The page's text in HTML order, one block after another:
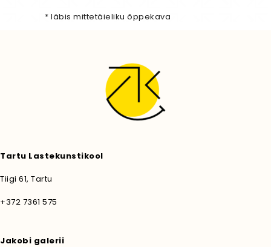
* läbis mittetäieliku õppekava
Tartu Lastekunstikool
Tiigi 61, Tartu
+372 7361 575
Jakobi galerii